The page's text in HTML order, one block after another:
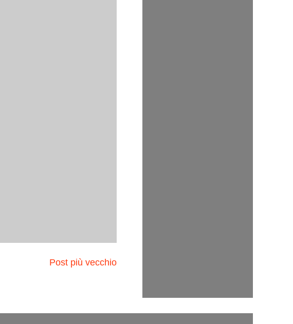
Post più vecchio